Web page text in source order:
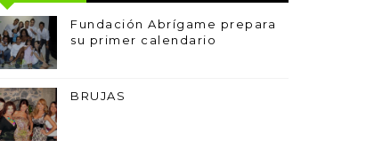
Fundación Abrígame prepara
su primer calendario
BRUJAS